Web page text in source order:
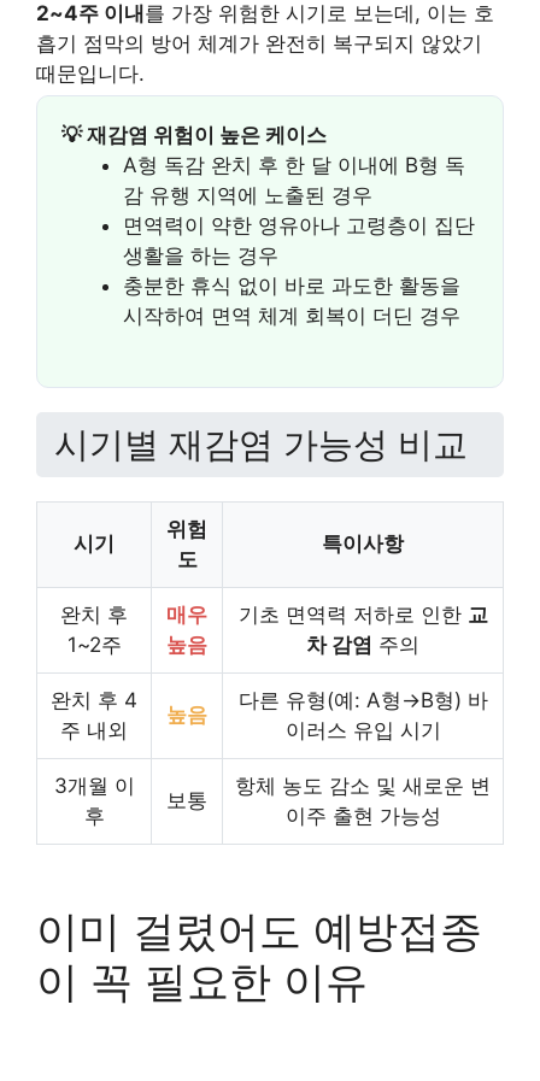
2~4주 이내 를 가장 위험한 시기로 보는데, 이는 호
흡기 점막의 방어 체계가 완전히 복구되지 않았기
때문입니다.
💡 재감염 위험이 높은 케이스
A형 독감 완치 후 한 달 이내에 B형 독
감 유행 지역에 노출된 경우
면역력이 약한 영유아나 고령층이 집단
생활을 하는 경우
충분한 휴식 없이 바로 과도한 활동을
시작하여 면역 체계 회복이 더딘 경우
시기별 재감염 가능성 비교
시기
위험
도
특이사항
완치 후
1~2주
매우
높음
기초 면역력 저하로 인한 교
차 감염 주의
완치 후 4
주 내외
높음
다른 유형(예: A형→B형) 바
이러스 유입 시기
3개월 이
후
보통
항체 농도 감소 및 새로운 변
이주 출현 가능성
이미 걸렸어도 예방접종
이 꼭 필요한 이유